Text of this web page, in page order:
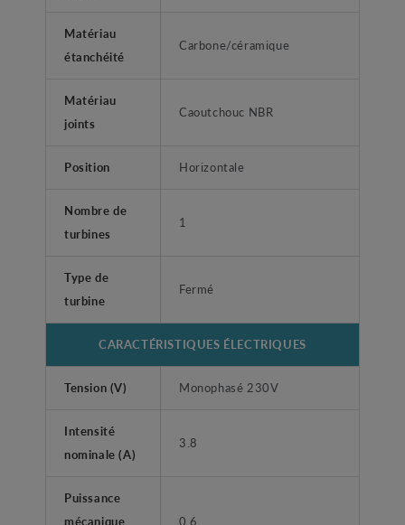
Matériau
étanchéité
Carbone/céramique
Matériau
joints
Caoutchouc NBR
Position Horizontale
Nombre de
turbines
1
Type de
turbine
Fermé
CARACTÉRISTIQUES ÉLECTRIQUES
Tension (V) Monophasé 230V
Intensité
nominale (A)
3.8
Puissance
mécanique
0.6